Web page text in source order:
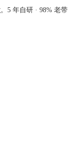
。5 年自研 · 98% 老带